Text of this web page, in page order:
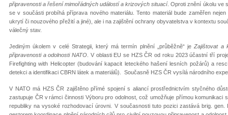
připravenosti a řešení mimořádných událostí a krizových situací. Oproti znění úkolu ve
se v součásti probíhá příprava nového materiálu. Tento materiál bude zaměřen
ukrytí či nouzového přežití a jiné), ale i na zajištění ochrany obyvatelstva v kontextu
válečný stav.
Jediným úkolem v celé Strategii, který má termín plnění „průběžně“ jeZajištovat a
připravenosti a odolnosti NATO . V oblasti EU se HZS ČR od roku 2023 účastní tří
Firefighting with Helicopter (budování kapacit leteckého hašení lesních požárů) a
detekci a identifikaci CBRN látek a materiálů). Současně HZS ČR vysílá národního
V NATO má HZS ČR zajištěno přímé spojení s aliancí prostřednictvím styčného
zastupuje ČR v rámci činnosti Výboru pro odolnost, což umožňuje přímou komunikaci
republiky na vysoké rozhodovací úrovni. V současnosti tuto pozici zastává brig.